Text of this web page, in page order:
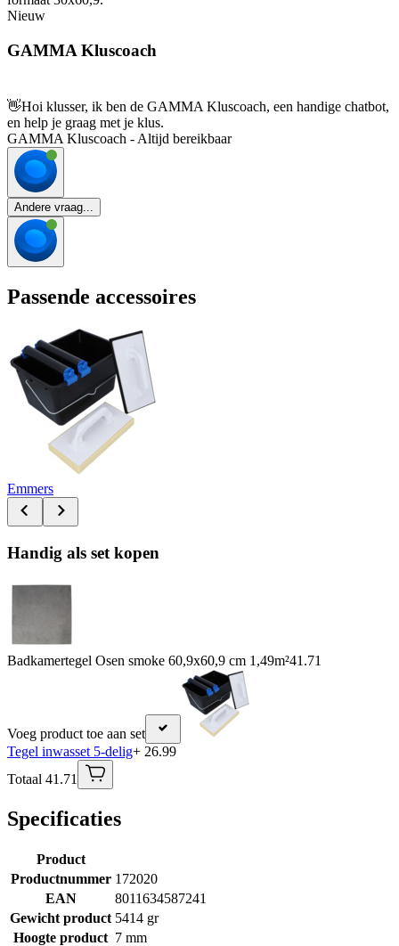
Nieuw
GAMMA Kluscoach
👋Hoi klusser, ik ben de GAMMA Kluscoach, een handige chatbot,
en help je graag met je klus.
GAMMA Kluscoach - Altijd bereikbaar
Andere vraag...
Passende accessoires
Emmers
Handig als set kopen
Badkamertegel Osen smoke 60,9x60,9 cm 1,49m²41.71
Voeg product toe aan set
Tegel inwasset 5-delig+ 26.99
Totaal 41.71
Specificaties
Product
Productnummer 172020
EAN
8011634587241
Gewicht product 5414 gr
Hoogte product 7 mm